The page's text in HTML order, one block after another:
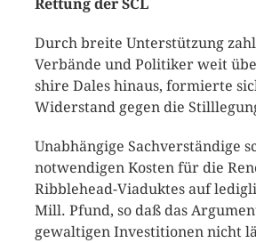
Rettung der SCL
Durch breite Unterstützung
Verbände und Politiker weit
shire Dales hinaus, formierte
Widerstand gegen die
Unabhängige Sachverständige
notwendigen Kosten für die
Ribblehead-Viaduktes auf
Mill. Pfund, so daß das
gewaltigen Investitionen nicht